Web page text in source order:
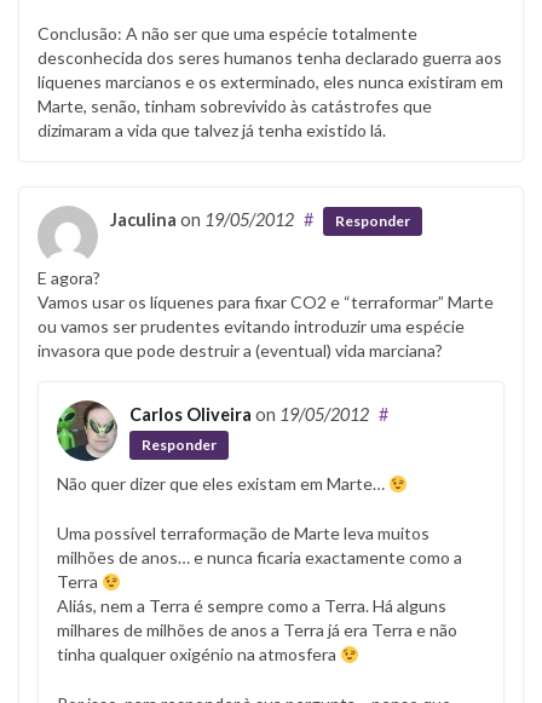
Conclusão: A não ser que uma espécie totalmente
desconhecida dos seres humanos tenha declarado guerra aos
líquenes marcianos e os exterminado, eles nunca existiram em
Marte, senão, tinham sobrevivido às catástrofes que
dizimaram a vida que talvez já tenha existido lá.
Jaculina on 19/05/2012 # Responder
E agora?
Vamos usar os líquenes para fixar CO2 e “terraformar” Marte
ou vamos ser prudentes evitando introduzir uma espécie
invasora que pode destruir a (eventual) vida marciana?
Carlos Oliveira on 19/05/2012 #
Responder
Não quer dizer que eles existam em Marte…
Uma possível terraformação de Marte leva muitos
milhões de anos… e nunca ficaria exactamente como a
Terra
Aliás, nem a Terra é sempre como a Terra. Há alguns
milhares de milhões de anos a Terra já era Terra e não
tinha qualquer oxigénio na atmosfera